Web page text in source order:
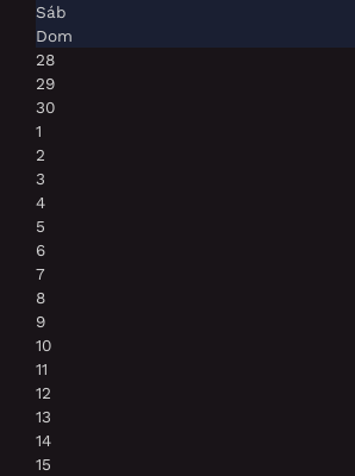
Sáb
Dom
28
29
30
1
2
3
4
5
6
7
8
9
10
11
12
13
14
15